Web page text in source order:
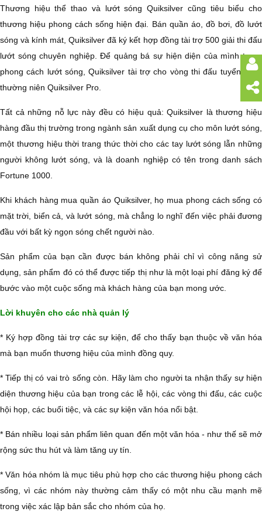
Thương hiệu thể thao và lướt sóng Quiksilver cũng tiêu biểu cho
thương hiệu phong cách sống hiện đại. Bán quần áo, đồ bơi, đồ lướt
sóng và kính mát, Quiksilver đã ký kết hợp đồng tài trợ 500 giải thi đấu
lướt sóng chuyên nghiệp. Để quảng bá sự hiện diện của mình trong
phong cách lướt sóng, Quiksilver tài trợ cho vòng thi đấu tuyển chọn
thường niên Quiksilver Pro.
Tất cả những nỗ lực này đều có hiệu quả: Quiksilver là thương hiệu
hàng đầu thị trường trong ngành sản xuất dụng cụ cho môn lướt sóng,
một thương hiệu thời trang thức thời cho các tay lướt sóng lẫn những
người không lướt sóng, và là doanh nghiệp có tên trong danh sách
Fortune 1000.
Khi khách hàng mua quần áo Quiksilver, họ mua phong cách sống có
mặt trời, biển cả, và lướt sóng, mà chẳng lo nghĩ đến việc phải đương
đầu với bất kỳ ngọn sóng chết người nào.
Sản phẩm của bạn cần được bán không phải chỉ vì công năng sử
dụng, sản phẩm đó có thể được tiếp thị như là một loại phí đăng ký để
bước vào một cuộc sống mà khách hàng của bạn mong ước.
Lời khuyên cho các nhà quản lý
* Ký hợp đồng tài trợ các sự kiện, để cho thấy bạn thuộc về văn hóa
mà bạn muốn thương hiệu của mình đồng quy.
* Tiếp thị có vai trò sống còn. Hãy làm cho người ta nhận thấy sự hiện
diện thương hiệu của bạn trong các lễ hội, các vòng thi đấu, các cuộc
hội họp, các buổi tiệc, và các sự kiện văn hóa nổi bật.
* Bán nhiều loại sản phẩm liên quan đến một văn hóa - như thế sẽ mở
rộng sức thu hút và làm tăng uy tín.
* Văn hóa nhóm là mục tiêu phù hợp cho các thương hiệu phong cách
sống, vì các nhóm này thường cảm thấy có một nhu cầu mạnh mẽ
trong việc xác lập bản sắc cho nhóm của họ.